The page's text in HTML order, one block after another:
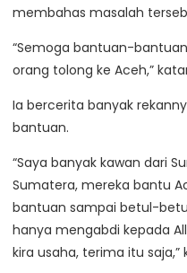
membahas masalah
“Semoga bantuan-
orang tolong ke Aceh,”
Ia bercerita banyak
bantuan.
“Saya banyak kawan dari
Sumatera, mereka bantu
bantuan sampai betul-
hanya mengabdi kepada
kira usaha, terima itu saja,”